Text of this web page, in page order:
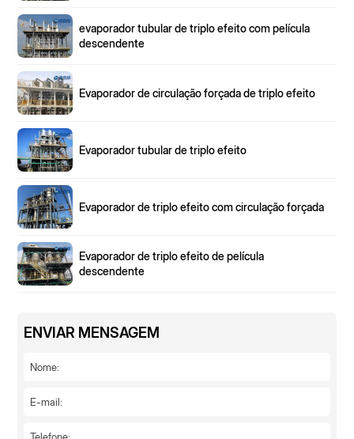
evaporador tubular de triplo efeito com película
descendente
Evaporador de circulação forçada de triplo efeito
Evaporador tubular de triplo efeito
Evaporador de triplo efeito com circulação forçada
Evaporador de triplo efeito de película
descendente
ENVIAR MENSAGEM